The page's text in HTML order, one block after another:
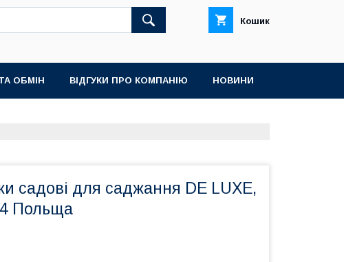
Кошик
ОБМІН ВІДГУКИ ПРО КОМПАНІЮ НОВИНИ
садові для саджання DE LUXE,
Польща